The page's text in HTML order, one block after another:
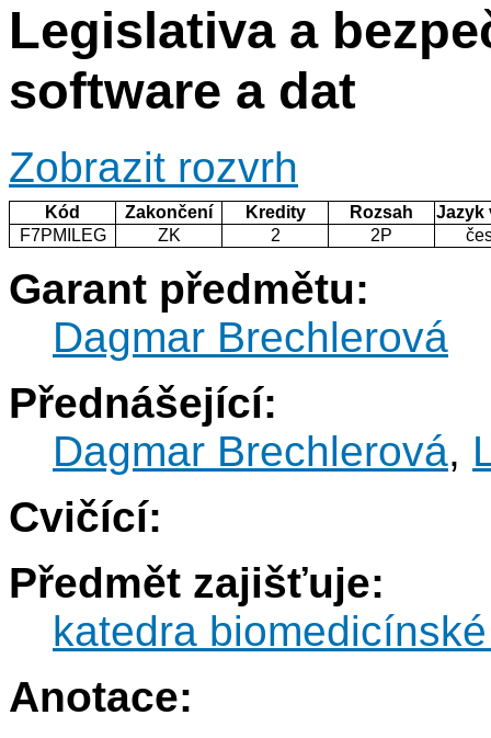
Legislativa a
software a dat
Zobrazit rozvrh
Kód Zakončení Kredity Rozsah
Jazyk
F7PMILEG
ZK 2 2P
Garant předmětu:
Dagmar Brechlerová
Přednášející:
Dagmar Brechlerová,
Cvičící:
Předmět zajišťuje:
katedra
Anotace: